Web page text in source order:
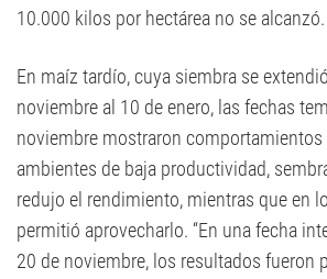
10.000 kilos por hectárea no se alcanzó.
En maíz tardío, cuya siembra se
noviembre al 10 de enero, las fechas
noviembre mostraron comportamientos
ambientes de baja productividad,
redujo el rendimiento, mientras que en
permitió aprovecharlo. “En una fecha
20 de noviembre, los resultados fueron